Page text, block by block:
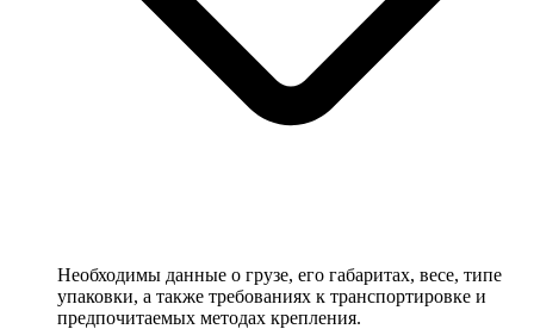
Необходимы данные о грузе, его габаритах, весе, типе
упаковки, а также требованиях к транспортировке и
предпочитаемых методах крепления.